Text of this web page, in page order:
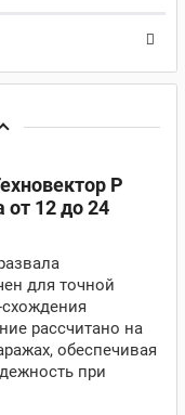
P
от 12 до 24
для точной
рассчитано на
обеспечивая
при